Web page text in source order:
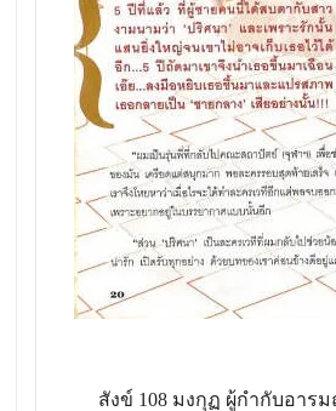
สังข์ 108 มงกุฏ ผู้กำกับอารมณ์